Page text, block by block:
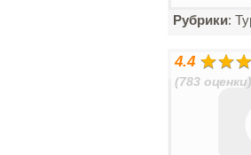
Рубрики:
4.4
(783 оценки)